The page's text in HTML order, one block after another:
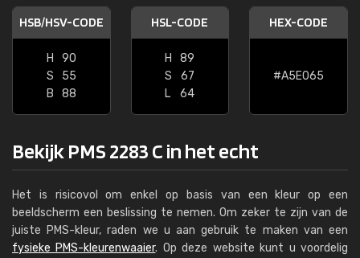
HSB/HSV-CODE
H
90
S
55
B
88
HSL-CODE
H
89
S
67
L
64
HEX-CODE
#A5E065
Bekijk PMS 2283 C in het echt
Het is risicovol om enkel op basis van een kleur op een
beeldscherm een beslissing te nemen. Om zeker te zijn van de
juiste PMS-kleur, raden we u aan gebruik te maken van een
fysieke PMS-kleurenwaaier. Op deze website kunt u voordelig